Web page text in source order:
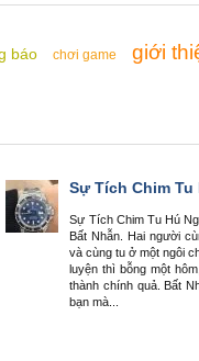
báo chơi game giới
Sự Tích Chim Tu
Sự Tích Chim Tu Hú
Bất Nhẫn. Hai người
và cùng tu ở một ngôi
luyện thì bỗng một
thành chính quả. Bất
bạn mà...